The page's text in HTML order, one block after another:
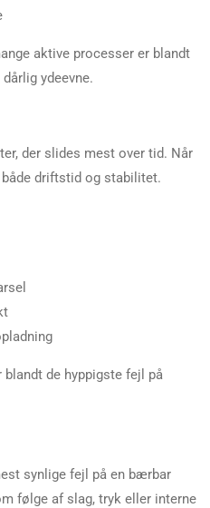
aktive processer er blandt
ydeevne.
der slides mest over tid. Når
driftstid og stabilitet.
de hyppigste fejl på
synlige fejl på en bærbar
følge af slag, tryk eller interne